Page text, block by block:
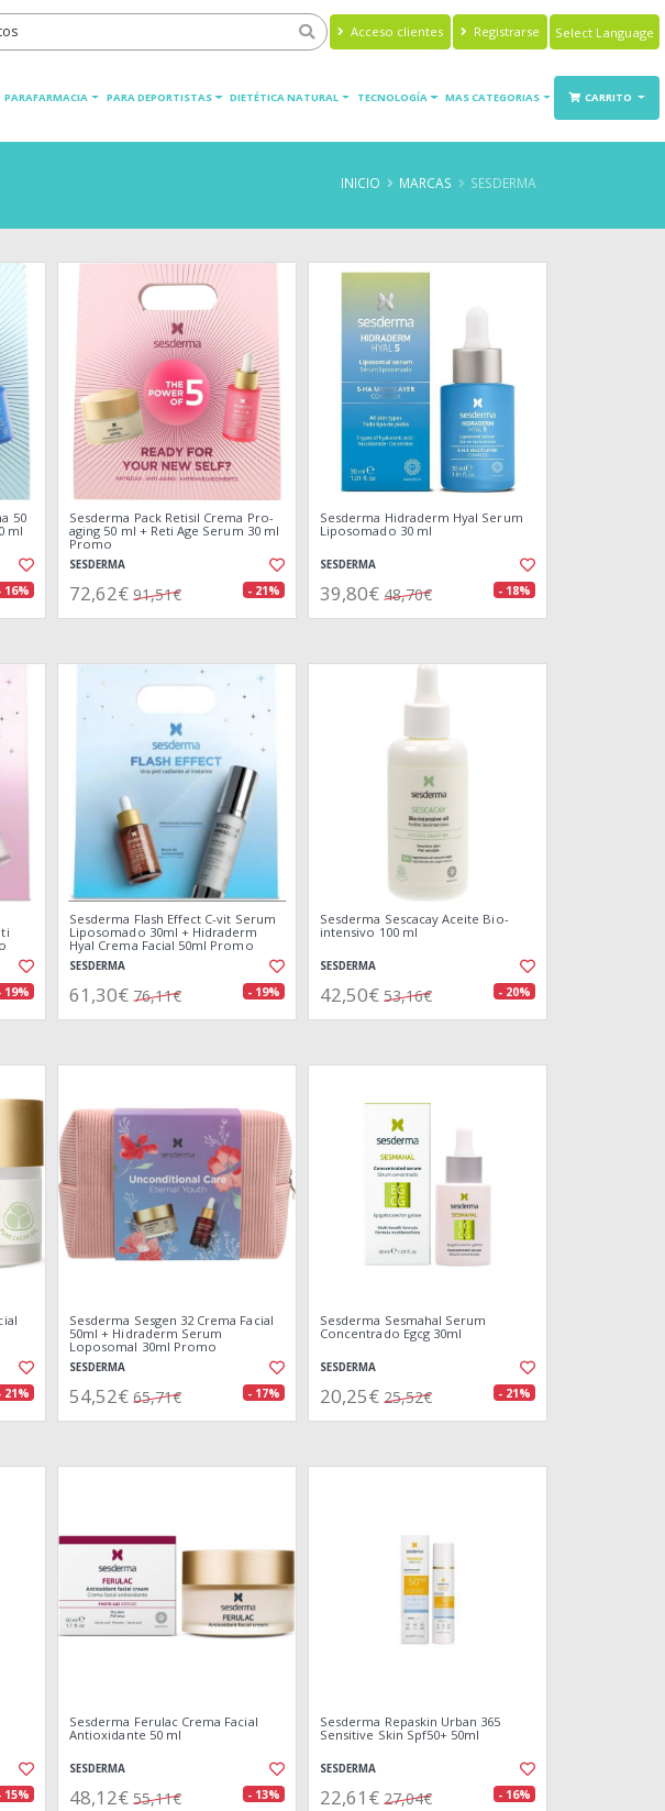
Acceso clientes Registrarse
Translate
PARAFARMACIA PARA DEPORTISTAS DIETÉTICA NATURAL TECNOLOGÍA MAS CATEGORIAS CARRITO
INICIO MARCAS SESDERMA
50
ml
16%
Sesderma Pack Retisil Crema Pro-
aging 50 ml + Reti Age Serum 30 ml
Promo
SESDERMA
72,62€ 91,51€ - 21%
Sesderma Hidraderm Hyal Serum
Liposomado 30 ml
SESDERMA
39,80€ 48,70€ - 18%
19%
Sesderma Flash Effect C-vit Serum
Liposomado 30ml + Hidraderm
Hyal Crema Facial 50ml Promo
SESDERMA
61,30€ 76,11€ - 19%
Sesderma Sescacay Aceite Bio-
intensivo 100 ml
SESDERMA
42,50€ 53,16€ - 20%
21%
Sesderma Sesgen 32 Crema Facial
50ml + Hidraderm Serum
Loposomal 30ml Promo
SESDERMA
54,52€ 65,71€ - 17%
Sesderma Sesmahal Serum
Concentrado Egcg 30ml
SESDERMA
20,25€ 25,52€ - 21%
15%
Sesderma Ferulac Crema Facial
Antioxidante 50 ml
SESDERMA
48,12€ 55,11€ - 13%
Sesderma Repaskin Urban 365
Sensitive Skin Spf50+ 50ml
SESDERMA
22,61€ 27,04€ - 16%